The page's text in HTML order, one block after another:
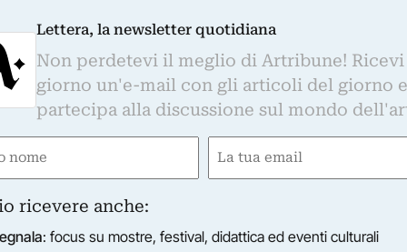
sui festival culturali
con regolarità sul mondo dell'arte, nel rispetto della privacy come
trasferiti su MailChimp e trattati secondo le modalità riportate in
con l'apposito link presente nelle email.
e curatore ha al suo attivo numerose ed
Lettera, la newsletter quotidiana
Non perdetevi il meglio di Artribune!
giorno un'e-mail con gli articoli del giorno
partecipa alla discussione sul mondo
Email
ricevere anche:
: focus su mostre, festival, didattica ed eventi culturali